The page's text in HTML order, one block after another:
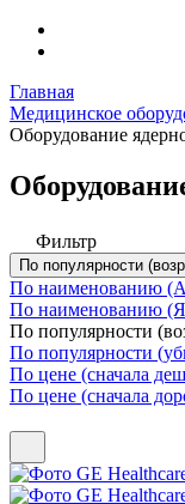
Главная
Медицинское
Оборудование
Фильтр
По популярности
По наименованию
По наименованию
По популярности
По популярности
По цене (сначала
По цене (сначала